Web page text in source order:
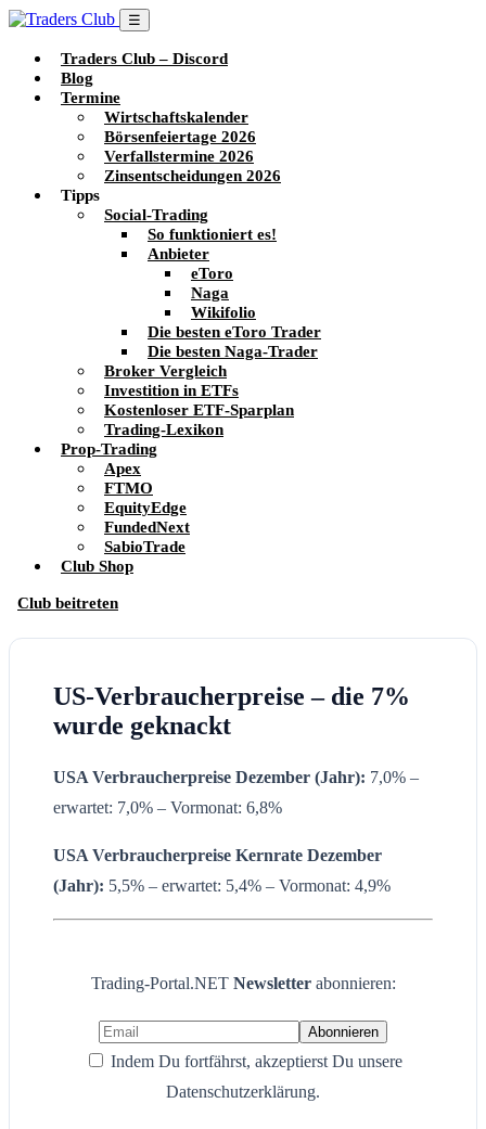
☰
Traders Club – Discord
Blog
Termine
Wirtschaftskalender
Börsenfeiertage 2026
Verfallstermine 2026
Zinsentscheidungen 2026
Tipps
Social-Trading
So funktioniert es!
Anbieter
eToro
Naga
Wikifolio
Die besten eToro Trader
Die besten Naga-Trader
Broker Vergleich
Investition in ETFs
Kostenloser ETF-Sparplan
Trading-Lexikon
Prop-Trading
Apex
FTMO
EquityEdge
FundedNext
SabioTrade
Club Shop
Club beitreten
US-Verbraucherpreise – die 7%
wurde geknackt
USA Verbraucherpreise Dezember (Jahr): 7,0% –
erwartet: 7,0% – Vormonat: 6,8%
USA Verbraucherpreise Kernrate Dezember
(Jahr): 5,5% – erwartet: 5,4% – Vormonat: 4,9%
Trading-Portal.NET Newsletter abonnieren:
Indem Du fortfährst, akzeptierst Du unsere
Datenschutzerklärung.